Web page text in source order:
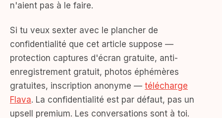
n'aient pas à le faire.
Si tu veux sexter avec le plancher de
confidentialité que cet article suppose —
protection captures d'écran gratuite, anti-
enregistrement gratuit, photos éphémères
gratuites, inscription anonyme — télécharge
Flava. La confidentialité est par défaut, pas un
upsell premium. Les conversations sont à toi.